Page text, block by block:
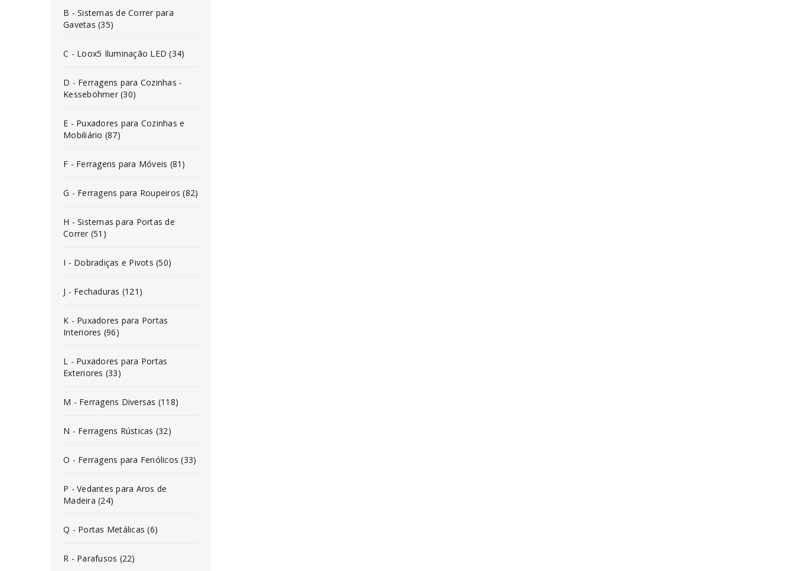
B - Sistemas de Correr para
Gavetas (35)
C - Loox5 Iluminação LED (34)
D - Ferragens para Cozinhas -
Kesseböhmer (30)
E - Puxadores para Cozinhas e
Mobiliário (87)
F - Ferragens para Móveis (81)
G - Ferragens para Roupeiros (82)
H - Sistemas para Portas de
Correr (51)
I - Dobradiças e Pivots (50)
J - Fechaduras (121)
K - Puxadores para Portas
Interiores (96)
L - Puxadores para Portas
Exteriores (33)
M - Ferragens Diversas (118)
N - Ferragens Rústicas (32)
O - Ferragens para Fenólicos (33)
P - Vedantes para Aros de
Madeira (24)
Q - Portas Metálicas (6)
R - Parafusos (22)